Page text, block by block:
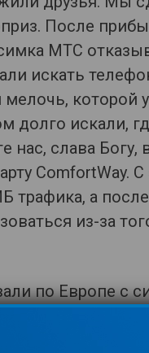
После
МТС
искать
которой
долго искали,
нас, слава Богу,
ComfortWay.
трафика, а
из-за
по Европе с
и нам. Эта
прежней